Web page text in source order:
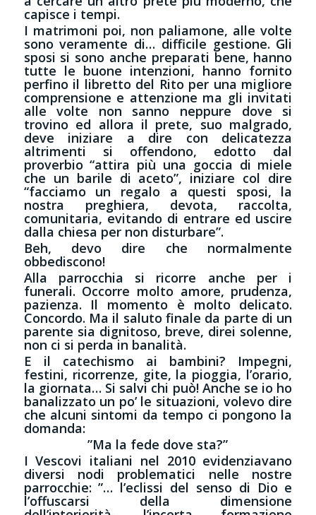
capisce i tempi.
I matrimoni poi, non paliamone, alle volte
sono veramente di… difficile gestione. Gli
sposi si sono anche preparati bene, hanno
tutte le buone intenzioni, hanno fornito
perfino il libretto del Rito per una migliore
comprensione e attenzione ma gli invitati
alle volte non sanno neppure dove si
trovino ed allora il prete, suo malgrado,
deve iniziare a dire con delicatezza
altrimenti si offendono, edotto dal
proverbio “attira più una goccia di miele
che un barile di aceto”, iniziare col dire
“facciamo un regalo a questi sposi, la
nostra preghiera, devota, raccolta,
comunitaria, evitando di entrare ed uscire
dalla chiesa per non disturbare”.
Beh, devo dire che normalmente
obbediscono!
Alla parrocchia si ricorre anche per i
funerali. Occorre molto amore, prudenza,
pazienza. Il momento è molto delicato.
Concordo. Ma il saluto finale da parte di un
parente sia dignitoso, breve, direi solenne,
non ci si perda in banalità.
E il catechismo ai bambini? Impegni,
festini, ricorrenze, gite, la pioggia, l’orario,
la giornata… Si salvi chi può! Anche se io ho
banalizzato un po’ le situazioni, volevo dire
che alcuni sintomi da tempo ci pongono la
domanda:
”Ma la fede dove sta?”
I Vescovi italiani nel 2010 evidenziavano
diversi nodi problematici nelle nostre
parrocchie: ”… l’eclissi del senso di Dio e
l’offuscarsi della dimensione